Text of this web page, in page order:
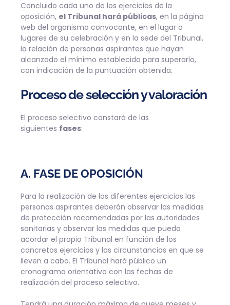
Concluido cada uno de los ejercicios de la
oposición, el Tribunal hará públicas, en la página
web del organismo convocante, en el lugar o
lugares de su celebración y en la sede del Tribunal,
la relación de personas aspirantes que hayan
alcanzado el mínimo establecido para superarlo,
con indicación de la puntuación obtenida.
Proceso de selección y valoración
El proceso selectivo constará de las
siguientes fases:
A. FASE DE OPOSICIÓN
Para la realización de los diferentes ejercicios las
personas aspirantes deberán observar las medidas
de protección recomendadas por las autoridades
sanitarias y observar las medidas que pueda
acordar el propio Tribunal en función de los
concretos ejercicios y las circunstancias en que se
lleven a cabo. El Tribunal hará público un
cronograma orientativo con las fechas de
realización del proceso selectivo.